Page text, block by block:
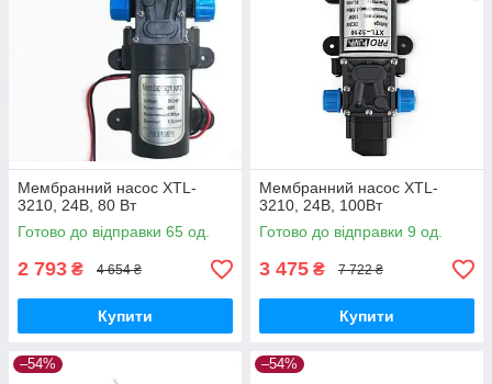
Мембранний насос XTL-
3210, 24В, 80 Вт
Готово до відправки 65 од.
2 793 ₴ 4 654 ₴
Купити
Мембранний насос XTL-
3210, 24В, 100Вт
Готово до відправки 9 од.
3 475 ₴ 7 722 ₴
Купити
–54% –54%